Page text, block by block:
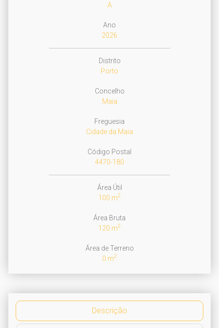
A
Ano
2026
Distrito
Porto
Concelho
Maia
Freguesia
Cidade da Maia
Código Postal
4470-180
Área Útil
100 m2
Área Bruta
120 m2
Área de Terreno
0 m2
Descrição